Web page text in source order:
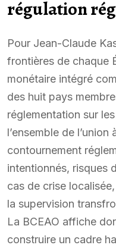
régulation
Pour Jean-Claude
frontières de chaque
monétaire intégré
des huit pays
réglementation sur
l’ensemble de
contournement
intentionnés, risques
cas de crise
la supervision
La BCEAO affiche
construire un cadre